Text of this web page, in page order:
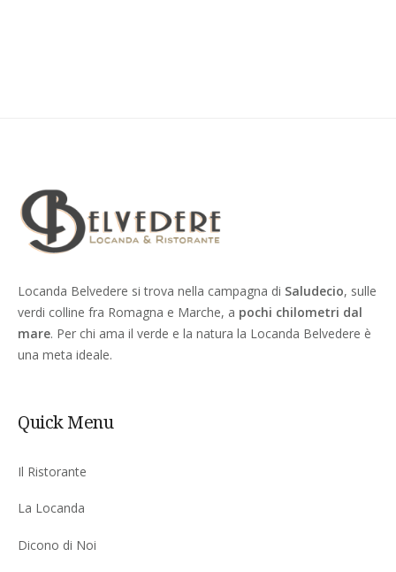
Locanda Belvedere si trova nella campagna di Saludecio, sulle
verdi colline fra Romagna e Marche, a pochi chilometri dal
mare. Per chi ama il verde e la natura la Locanda Belvedere è
una meta ideale.
Quick Menu
Il Ristorante
La Locanda
Dicono di Noi